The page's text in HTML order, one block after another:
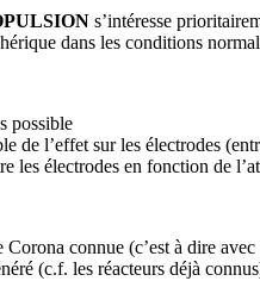
s’intéresse
dans les conditions
possible
de l’effet sur les électrodes
les électrodes en fonction de
Corona connue (c’est à dire
(c.f. les réacteurs déjà